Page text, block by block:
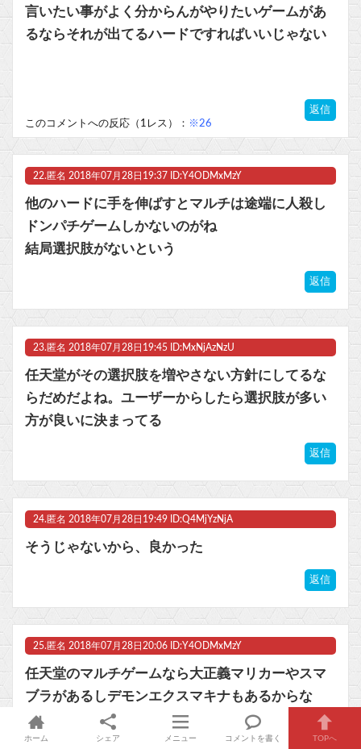
言いたい事がよく分からんがやりたいゲームがあ
るならそれが出てるハードですればいいじゃない
返信
このコメントへの反応（1レス）： ※26
22. 匿名 2018年07月28日19:37 ID:Y4ODMxMzY
他のハードに手を伸ばすとマルチは途端に人殺し
ドンパチゲームしかないのがね
結局選択肢がないという
返信
23. 匿名 2018年07月28日19:45 ID:MxNjAzNzU
任天堂がその選択肢を増やさない方針にしてるな
らだめだよね。ユーザーからしたら選択肢が多い
方が良いに決まってる
返信
24. 匿名 2018年07月28日19:49 ID:Q4MjYzNjA
そうじゃないから、良かった
返信
25. 匿名 2018年07月28日20:06 ID:Y4ODMxMzY
任天堂のマルチゲームなら大正義マリカーやスマ
ブラがあるしデモンエクスマキナもあるからな
他では出ないような強力なラインナップが存在し
てる
ホーム シェア メニュー コメントを書く TOPへ